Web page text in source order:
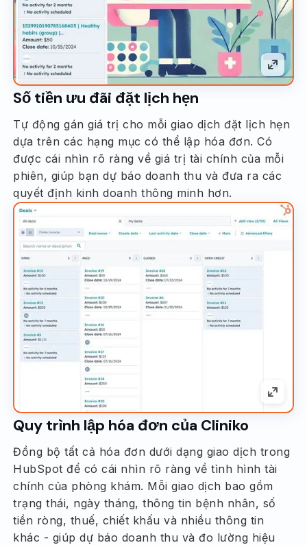
Số tiền ưu đãi đặt lịch hẹn
Tự động gán giá trị cho mỗi giao dịch đặt lịch hẹn
dựa trên các hạng mục có thể lập hóa đơn. Có
được cái nhìn rõ ràng về giá trị tài chính của mỗi
phiên, giúp bạn dự báo doanh thu và đưa ra các
quyết định kinh doanh thông minh hơn.
Quy trình lập hóa đơn của Cliniko
Đồng bộ tất cả hóa đơn dưới dạng giao dịch trong
HubSpot để có cái nhìn rõ ràng về tình hình tài
chính của phòng khám. Mỗi giao dịch bao gồm
trạng thái, ngày tháng, thông tin bệnh nhân, số
tiền ròng, thuế, chiết khấu và nhiều thông tin
khác - giúp dự báo doanh thu và đo lường hiệu